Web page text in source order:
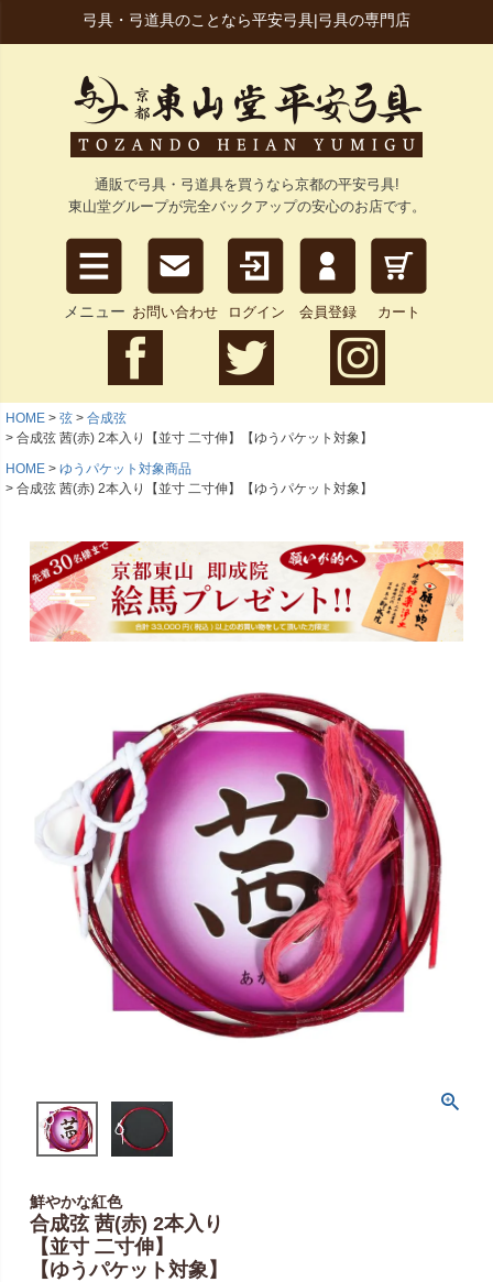
弓具・弓道具のことなら平安弓具|弓具の専門店
通販で弓具・弓道具を買うなら京都の平安弓具!
東山堂グループが完全バックアップの安心のお店です。
メニュー お問い合わせ ログイン 会員登録 カート
HOME 弦
合成弦
合成弦 茜(赤) 2本入り【並寸 二寸伸】【ゆうパケット対象】
HOME
ゆうパケット対象商品
合成弦 茜(赤) 2本入り【並寸 二寸伸】【ゆうパケット対象】
鮮やかな紅色
合成弦 茜(赤) 2本入り
【並寸 二寸伸】
【ゆうパケット対象】